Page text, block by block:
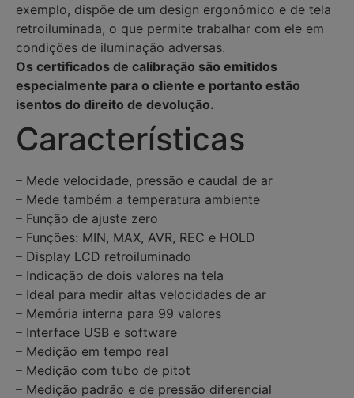
exemplo, dispõe de um design ergonômico e de tela
retroiluminada, o que permite trabalhar com ele em
condições de iluminação adversas.
Os certificados de calibração são emitidos
especialmente para o cliente e portanto estão
isentos do direito de devolução.
Características
– Mede velocidade, pressão e caudal de ar
– Mede também a temperatura ambiente
– Função de ajuste zero
– Funções: MIN, MAX, AVR, REC e HOLD
– Display LCD retroiluminado
– Indicação de dois valores na tela
– Ideal para medir altas velocidades de ar
– Memória interna para 99 valores
– Interface USB e software
– Medição em tempo real
– Medição com tubo de pitot
– Medição padrão e de pressão diferencial